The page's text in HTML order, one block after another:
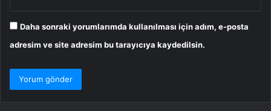
Daha sonraki yorumlarımda kullanılması için adım, e-posta
adresim ve site adresim bu tarayıcıya kaydedilsin.